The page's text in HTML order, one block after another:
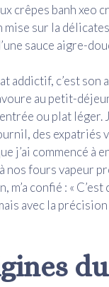
crêpes banh xeo
mise sur la
sauce aigre-
addictif, c’est son
au petit-
ou plat léger.
des expatriés
j’ai commencé à
nos fours vapeur
m’a confié : «
avec la précision